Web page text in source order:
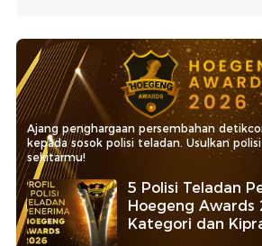
Ajang penghargaan persembahan
kepada sosok polisi teladan. Usulkan
sekitarmu!
5 Polisi Teladan
Hoegeng Awards
Kategori dan